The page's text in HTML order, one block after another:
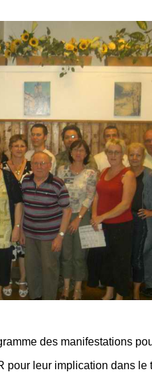
des manifestations
pour leur implication dans